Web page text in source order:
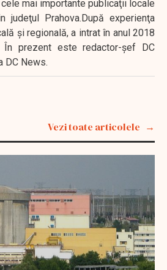
mai importante publicaţii locale
Prahova.După experienţa
şi regională, a intrat în anul 2018
prezent este redactor-şef DC
DC News.
Vezi toate articolele